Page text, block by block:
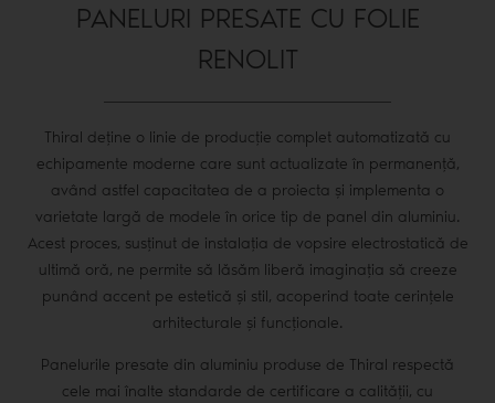
PANELURI PRESATE CU FOLIE
RENOLIT
Thiral deține o linie de producție complet automatizată cu
echipamente moderne care sunt actualizate în permanență,
având astfel capacitatea de a proiecta și implementa o
varietate largă de modele în orice tip de panel din aluminiu.
Acest proces, susținut de instalația de vopsire electrostatică de
ultimă oră, ne permite să lăsăm liberă imaginația să creeze
punând accent pe estetică și stil, acoperind toate cerințele
arhitecturale și funcționale.
Panelurile presate din aluminiu produse de Thiral respectă
cele mai înalte standarde de certificare a calității, cu